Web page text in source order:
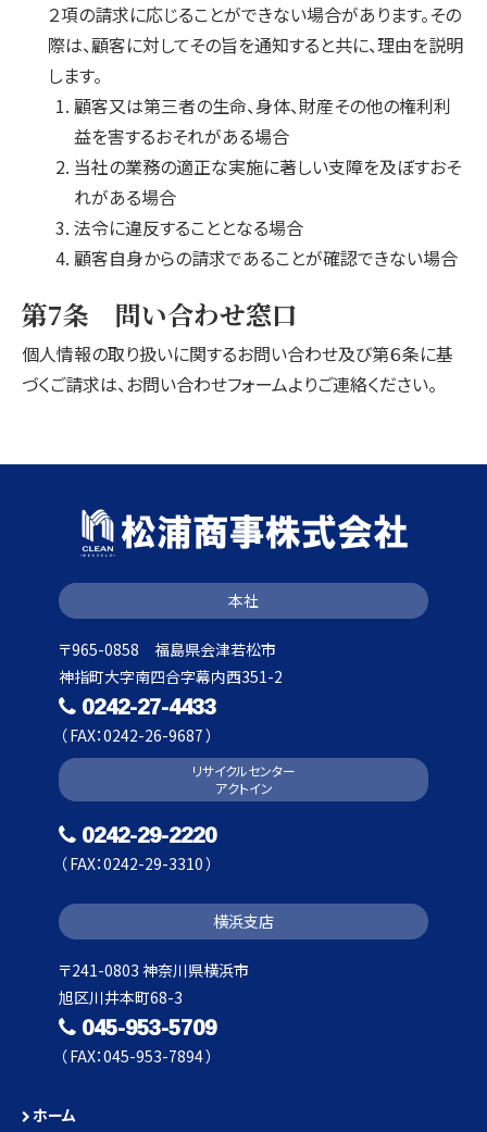
２項の請求に応じることができない場合があります。その
際は、顧客に対してその旨を通知すると共に、理由を説明
します。
顧客又は第三者の生命、身体、財産その他の権利利
益を害するおそれがある場合
当社の業務の適正な実施に著しい支障を及ぼすおそ
れがある場合
法令に違反することとなる場合
顧客自身からの請求であることが確認できない場合
第7条 問い合わせ窓口
個人情報の取り扱いに関するお問い合わせ及び第６条に基
づくご請求は、お問い合わせフォームよりご連絡ください。
本社
〒965-0858 福島県会津若松市
神指町大字南四合字幕内西351-2
0242-27-4433
（ FAX：0242-26-9687 ）
リサイクルセンター
アクトイン
0242-29-2220
（ FAX：0242-29-3310 ）
横浜支店
〒241-0803 神奈川県横浜市
旭区川井本町68-3
045-953-5709
（ FAX：045-953-7894 ）
ホーム